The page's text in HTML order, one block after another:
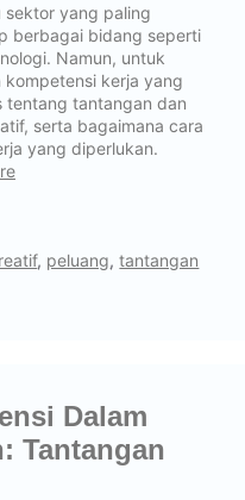
sektor yang paling
berbagai bidang seperti
Namun, untuk
kerja yang
tentang tantangan dan
serta bagaimana cara
yang diperlukan.
, peluang,tantangan
Dalam
Tantangan